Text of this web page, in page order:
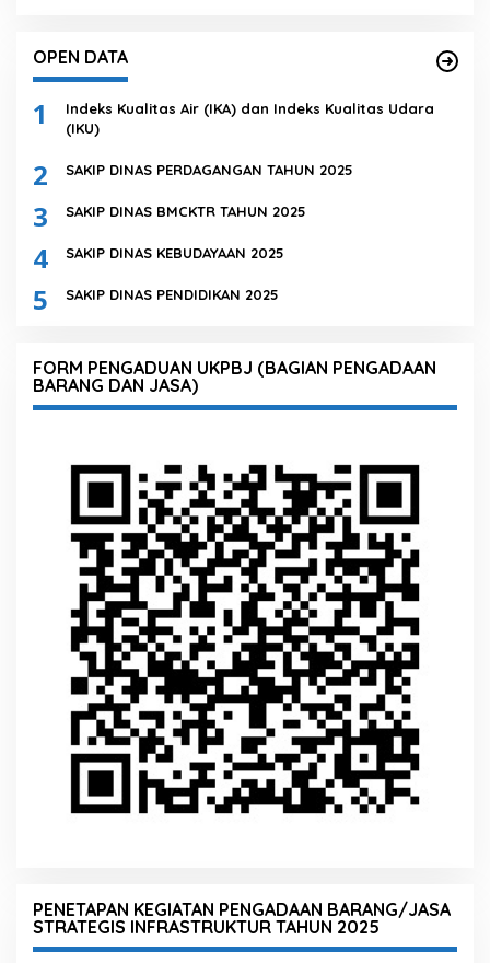
OPEN DATA
1
Indeks Kualitas Air (IKA) dan Indeks Kualitas Udara
(IKU)
2 SAKIP DINAS PERDAGANGAN TAHUN 2025
3 SAKIP DINAS BMCKTR TAHUN 2025
4 SAKIP DINAS KEBUDAYAAN 2025
5 SAKIP DINAS PENDIDIKAN 2025
FORM PENGADUAN UKPBJ (BAGIAN PENGADAAN
BARANG DAN JASA)
PENETAPAN KEGIATAN PENGADAAN BARANG/JASA
STRATEGIS INFRASTRUKTUR TAHUN 2025